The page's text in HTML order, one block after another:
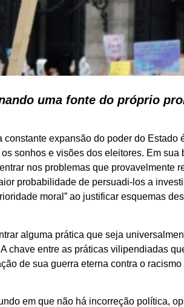
uma fonte do próprio
expansão do poder do Estado
sonhos e visões dos eleitores. Em
nos problemas que provavelmente
probabilidade de persuadi-los a
moral” ao justificar esquemas
alguma prática que seja
chave entre as práticas vilipendiadas
de sua guerra eterna contra o
em que não há incorreção política,